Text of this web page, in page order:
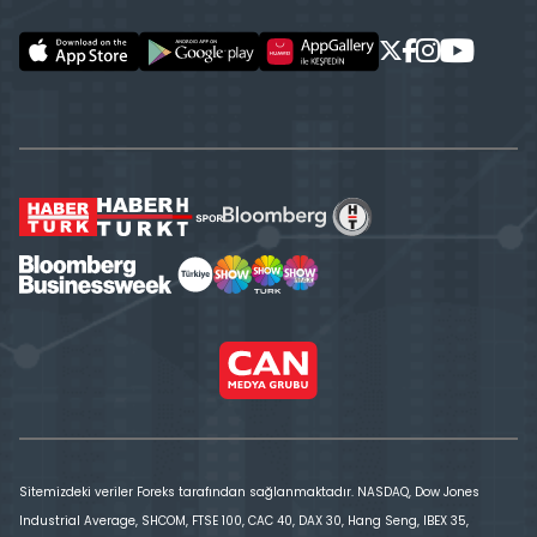
Sitemizdeki veriler Foreks tarafından sağlanmaktadır. NASDAQ, Dow Jones
Industrial Average, SHCOM, FTSE 100, CAC 40, DAX 30, Hang Seng, IBEX 35,